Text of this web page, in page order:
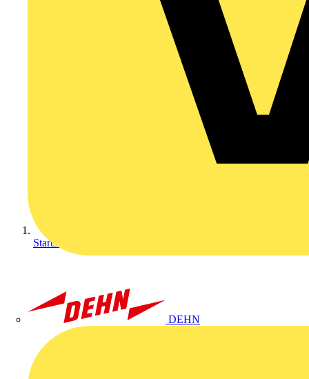
DEHN
Startseite